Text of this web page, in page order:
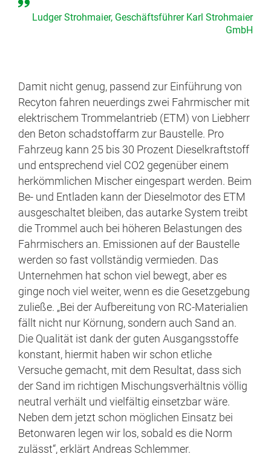
Ludger Strohmaier, Geschäftsführer Karl Strohmaier
GmbH
Damit nicht genug, passend zur Einführung von
Recyton fahren neuerdings zwei Fahrmischer mit
elektrischem Trommelantrieb (ETM) von Liebherr
den Beton schadstoffarm zur Baustelle. Pro
Fahrzeug kann 25 bis 30 Prozent Dieselkraftstoff
und entsprechend viel CO2 gegenüber einem
herkömmlichen Mischer eingespart werden. Beim
Be- und Entladen kann der Dieselmotor des ETM
ausgeschaltet bleiben, das autarke System treibt
die Trommel auch bei höheren Belastungen des
Fahrmischers an. Emissionen auf der Baustelle
werden so fast vollständig vermieden. Das
Unternehmen hat schon viel bewegt, aber es
ginge noch viel weiter, wenn es die Gesetzgebung
zuließe. „Bei der Aufbereitung von RC-Materialien
fällt nicht nur Körnung, sondern auch Sand an.
Die Qualität ist dank der guten Ausgangsstoffe
konstant, hiermit haben wir schon etliche
Versuche gemacht, mit dem Resultat, dass sich
der Sand im richtigen Mischungsverhältnis völlig
neutral verhält und vielfältig einsetzbar wäre.
Neben dem jetzt schon möglichen Einsatz bei
Betonwaren legen wir los, sobald es die Norm
zulässt“, erklärt Andreas Schlemmer.